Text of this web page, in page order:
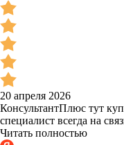
20 апреля 2026
КонсультантПлюс тут
специалист всегда на
Читать полностью